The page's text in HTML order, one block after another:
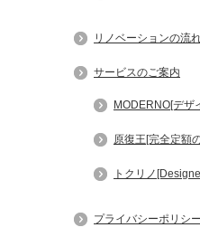
リノベーションの流
サービスのご案内
MODERNO[デザ
原復王[完全定額
トクリノ
プライバシーポリシー